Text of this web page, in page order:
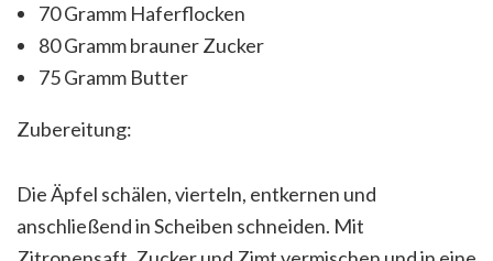
70 Gramm Haferflocken
80 Gramm brauner Zucker
75 Gramm Butter
Zubereitung:
Die Äpfel schälen, vierteln, entkernen und
anschließend in Scheiben schneiden. Mit